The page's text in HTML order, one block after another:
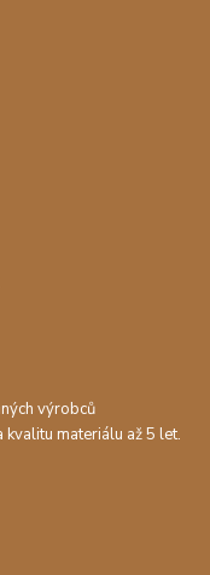
výrobců
kvalitu materiálu až 5 let.